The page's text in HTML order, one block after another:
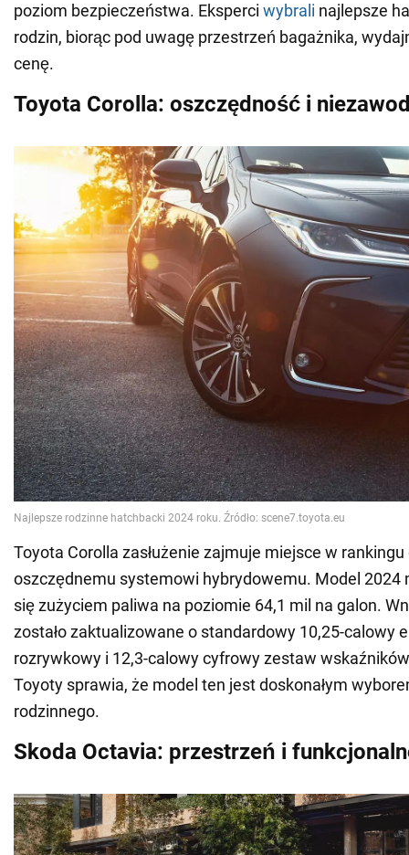
poziom bezpieczeństwa. Eksperci wybrali najlepsze
rodzin, biorąc pod uwagę przestrzeń bagażnika,
cenę.
Toyota Corolla: oszczędność i
Toyota Corolla zasłużenie zajmuje miejsce w rankingu
oszczędnemu systemowi hybrydowemu. Model 2024
się zużyciem paliwa na poziomie 64,1 mil na galon.
zostało zaktualizowane o standardowy 10,25-calowy
rozrywkowy i 12,3-calowy cyfrowy zestaw
Toyoty sprawia, że model ten jest doskonałym
rodzinnego.
Skoda Octavia: przestrzeń i